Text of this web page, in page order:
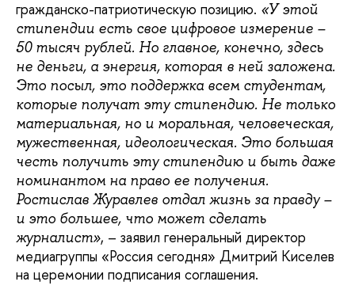
гражданско-патриотическую позицию. «У этой
стипендии есть свое цифровое измерение –
50 тысяч рублей. Но главное, конечно, здесь
не деньги, а энергия, которая в ней заложена.
Это посыл, это поддержка всем студентам,
которые получат эту стипендию. Не только
материальная, но и моральная, человеческая,
мужественная, идеологическая. Это большая
честь получить эту стипендию и быть даже
номинантом на право ее получения.
Ростислав Журавлев отдал жизнь за правду –
и это большее, что может сделать
журналист», – заявил генеральный директор
медиагруппы «Россия сегодня» Дмитрий Киселев
на церемонии подписания соглашения.